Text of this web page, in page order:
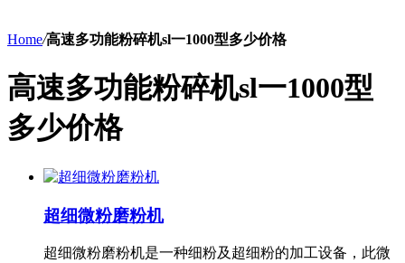
Home/高速多功能粉碎机sl一1000型多少价格
高速多功能粉碎机sl一1000型
多少价格
超细微粉磨粉机
超细微粉磨粉机是一种细粉及超细粉的加工设备，此微